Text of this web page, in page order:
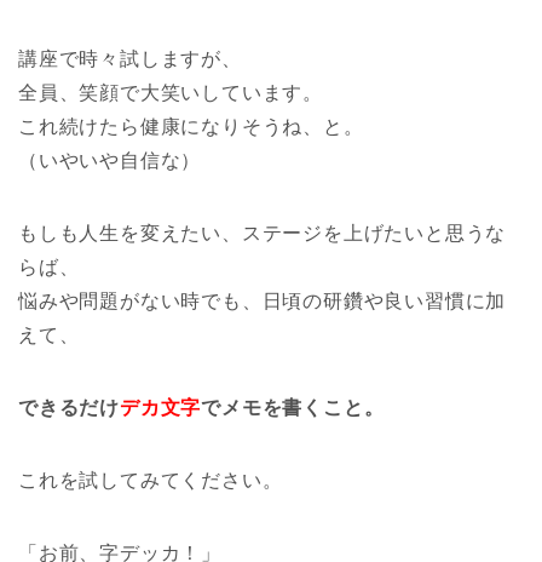
講座で時々試しますが、
全員、笑顔で大笑いしています。
これ続けたら健康になりそうね、と。
（いやいや自信な）
もしも人生を変えたい、ステージを上げたいと思うな
らば、
悩みや問題がない時でも、日頃の研鑽や良い習慣に加
えて、
できるだけデカ文字でメモを書くこと。
これを試してみてください。
「お前、字デッカ！」